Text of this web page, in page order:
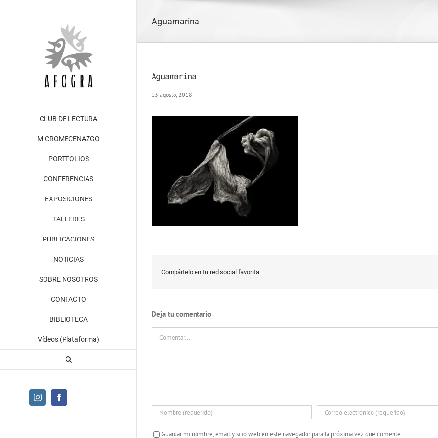
CLUB DE LECTURA
MICROMECENAZGO
PORTFOLIOS
CONFERENCIAS
EXPOSICIONES
TALLERES
PUBLICACIONES
NOTICIAS
SOBRE NOSOTROS
CONTACTO
BIBLIOTECA
Vídeos (Plataforma)
Instagram
Aguamarina
Aguamarina
13 agosto, 2018
Compártelo en tu red social favorita
Deja tu comentario
Guardar mi nombre, email y sitio web en este navegador para la próxima vez que comente.